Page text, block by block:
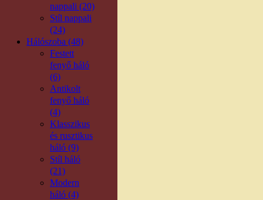
nappali (20)
Stíl nappali
(24)
Hálószoba (48)
Festett
fenyő háló
(6)
Antikolt
fenyő háló
(4)
Klasszikus
és rusztikus
háló (9)
Stíl háló
(21)
Modern
háló (4)